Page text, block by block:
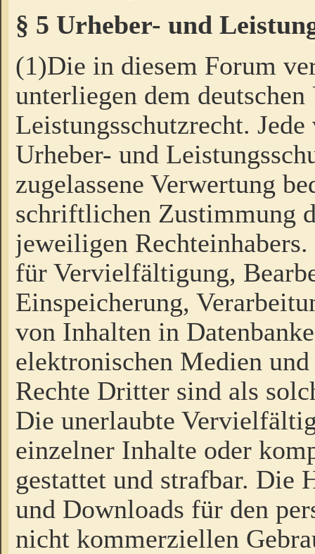
§ 5 Urheber- und
(1)Die in diesem Forum
unterliegen dem
Leistungsschutzrecht.
Urheber- und
zugelassene Verwertung
schriftlichen Zustimmung
jeweiligen
für Vervielfältigung,
Einspeicherung,
von Inhalten in
elektronischen Medien
Rechte Dritter sind als
Die unerlaubte
einzelner Inhalte oder
gestattet und strafbar. Die
und Downloads für den
nicht kommerziellen